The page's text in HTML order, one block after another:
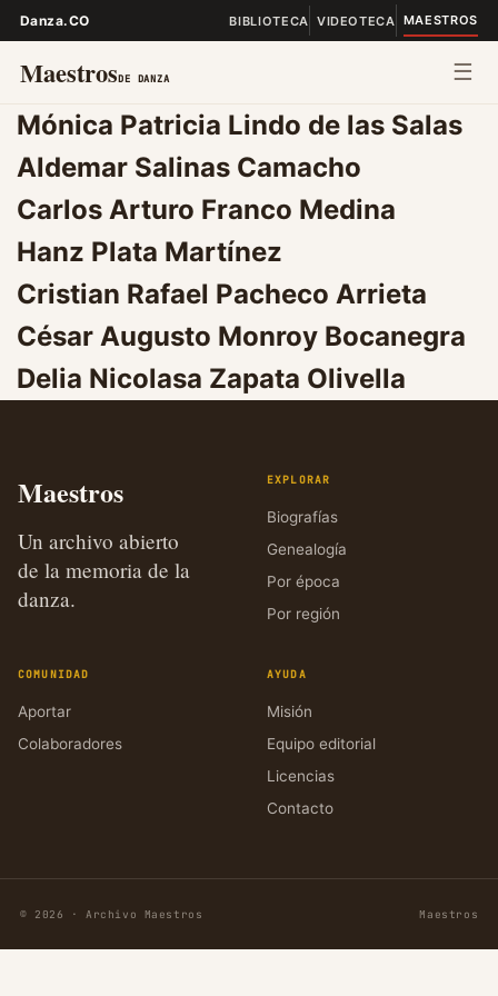
Danza.CO BIBLIOTECA VIDEOTECA MAESTROS
MaestrosDE DANZA ☰
Mónica Patricia Lindo de las Salas
Aldemar Salinas Camacho
Carlos Arturo Franco Medina
Hanz Plata Martínez
Cristian Rafael Pacheco Arrieta
César Augusto Monroy Bocanegra
Delia Nicolasa Zapata Olivella
Maestros
Un archivo abierto
de la memoria de la
danza.
EXPLORAR
Biografías
Genealogía
Por época
Por región
COMUNIDAD
Aportar
Colaboradores
AYUDA
Misión
Equipo editorial
Licencias
Contacto
© 2026 · Archivo Maestros Maestros